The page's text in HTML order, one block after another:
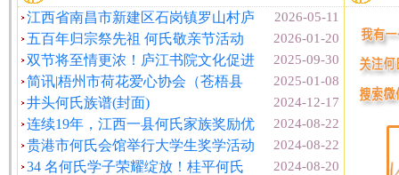
2026-05-11
江西省南昌市新建区石岗镇罗山村庐
2026-01-20
五百年归宗祭先祖 何氏敬亲节活动
2025-09-30
双节将至情更浓！庐江书院文化促进
2025-01-08
简讯|梧州市荷花爱心协会（苍梧县
2024-12-17
井头何氏族谱(封面)
2024-08-22
连续19年，江西一县何氏家族奖励优
2024-08-22
贵港市何氏会馆举行大学生奖学活动
2024-08-20
34 名何氏学子荣耀绽放！桂平何氏